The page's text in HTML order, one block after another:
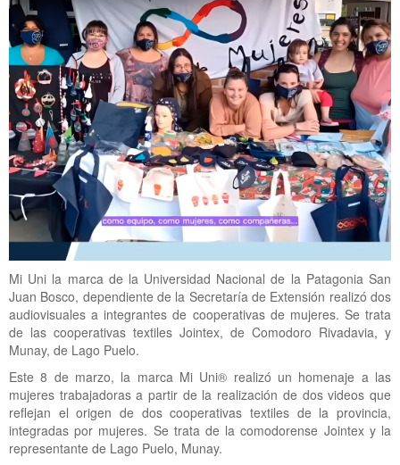
Mi Uni la marca de la Universidad Nacional de la Patagonia San
Juan Bosco, dependiente de la Secretaría de Extensión realizó dos
audiovisuales a integrantes de cooperativas de mujeres. Se trata
de las cooperativas textiles Jointex, de Comodoro Rivadavia, y
Munay, de Lago Puelo.
Este 8 de marzo, la marca Mi Uni® realizó un homenaje a las
mujeres trabajadoras a partir de la realización de dos videos que
reflejan el origen de dos cooperativas textiles de la provincia,
integradas por mujeres. Se trata de la comodorense Jointex y la
representante de Lago Puelo, Munay.